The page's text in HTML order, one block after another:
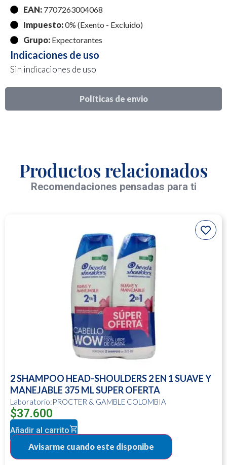
Políticas de envio
EAN: 7707263004068
Impuesto:0% (Exento - Excluido)
Grupo: Expectorantes
Indicaciones de uso
Sin indicaciones de uso
Productos relacionados
Recomendaciones pensadas para ti
2 SHAMPOO HEAD-SHOULDERS 2 EN 1 SUAVE Y
MANEJABLE 375 ML SUPER OFERTA
Laboratorio:PROCTER & GAMBLE COLOMBIA
$37.600
Añadir al carrito